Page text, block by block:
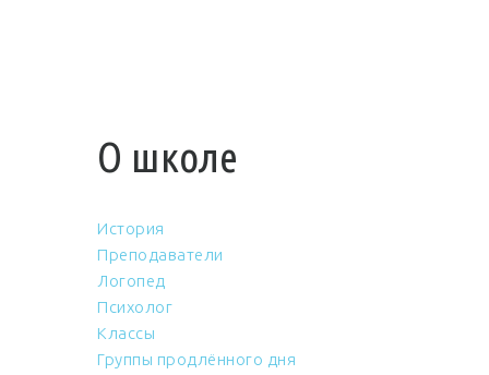
О школе
История
Преподаватели
Логопед
Психолог
Классы
Группы продлённого дня